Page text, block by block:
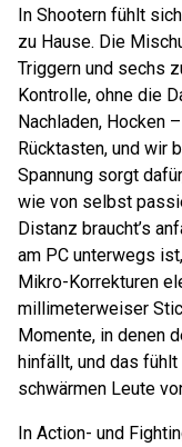
In Shootern fühlt
zu Hause. Die
Triggern und sechs
Kontrolle, ohne die
Nachladen, Hocken
Rücktasten, und wir
Spannung sorgt
wie von selbst
Distanz braucht’s
am PC unterwegs
Mikro-Korrekturen
millimeterweiser
Momente, in denen
hinfällt, und das fühlt
schwärmen Leute
In Action- und